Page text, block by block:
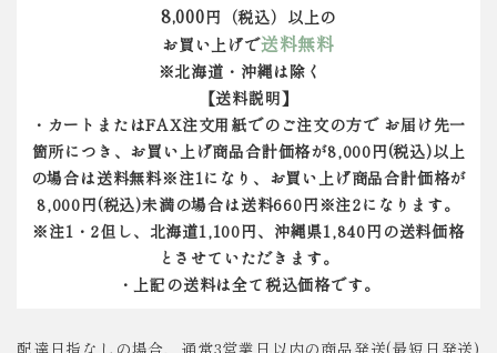
8,000円（税込）以上の
お買い上げで送料無料
※北海道・沖縄は除く
【送料説明】
・カートまたはFAX注文用紙でのご注文の方で お届け先一
箇所につき、お買い上げ商品合計価格が8,000円(税込)以上
の場合は送料無料※注1になり、お買い上げ商品合計価格が
8,000円(税込)未満の場合は送料660円※注2になります。
※注1・2但し、北海道1,100円、沖縄県1,840円の送料価格
とさせていただきます。
・上記の送料は全て税込価格です。
配達日指なしの場合、通常3営業日以内の商品発送(最短日発送)